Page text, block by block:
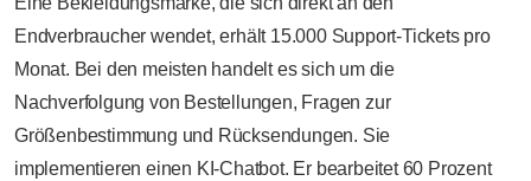
Endverbraucher wendet, erhält 15.000 Support-Tickets pro
Monat. Bei den meisten handelt es sich um die
Nachverfolgung von Bestellungen, Fragen zur
Größenbestimmung und Rücksendungen. Sie
implementieren einen KI-Chatbot. Er bearbeitet 60 Prozent